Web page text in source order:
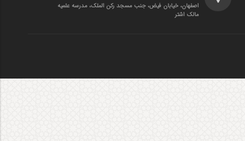
اصفهان، خیابان فیض، جنب مسجد رکن الملک، مدرسه علمیه
مالک اشتر